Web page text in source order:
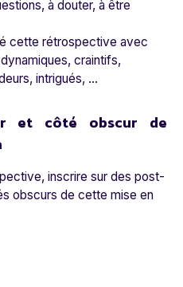
à douter, à être
cette rétrospective avec
craintifs,
intrigués, ...
et côté obscur de
inscrire sur des post-
obscurs de cette mise en